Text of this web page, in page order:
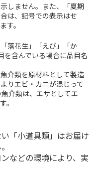
しません。また、「夏期
は、記号での表示はせ
す。
落花生」「えび」「か
を含んでいる場合に品目名
介類を原材料として製造
りエビ・カニが混じって
介類は、エサとしてエ
。
「小道具類」はお届け
などの環境により、実